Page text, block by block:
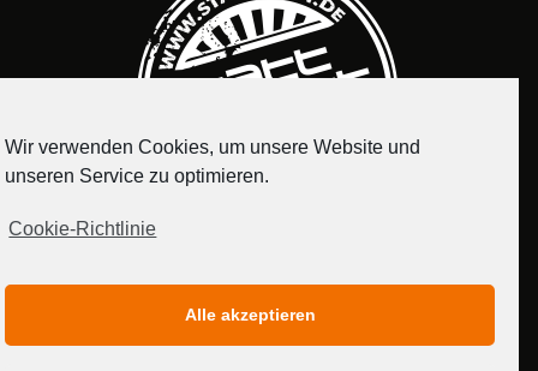
MEDIADATEN
Wir verwenden Cookies, um unsere Website und
unseren Service zu optimieren.
Cookie-Richtlinie
Alle akzeptieren